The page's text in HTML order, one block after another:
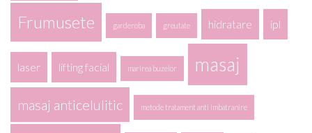
Frumusete garderoba greutate hidratare ipl
laser lifting facial marirea buzelor masaj
masaj anticelulitic metode tratament anti imbatranire